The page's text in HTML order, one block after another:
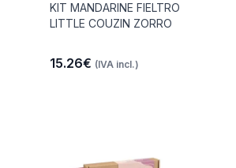
KIT MANDARINE FIELTRO
LITTLE COUZIN ZORRO
15.26€ (IVA incl.)